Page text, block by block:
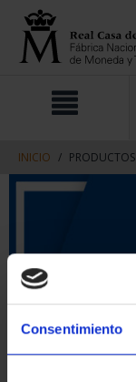
Consentimiento
contenido
navegacin
INICIO PRODUCTOS